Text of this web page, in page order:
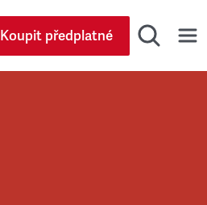
Koupit předplatné